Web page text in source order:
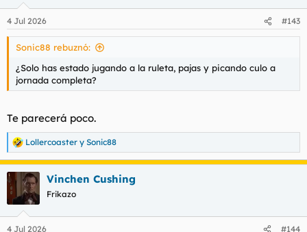
e
s
4 Jul 2026 #143
Sonic88 rebuznó:
¿Solo has estado jugando a la ruleta, pajas y picando culo a
jornada completa?
Te parecerá poco.
R
e
a
c
c
i
Lollercoaster y Sonic88
Vinchen Cushing
Frikazo
4 Jul 2026 #144